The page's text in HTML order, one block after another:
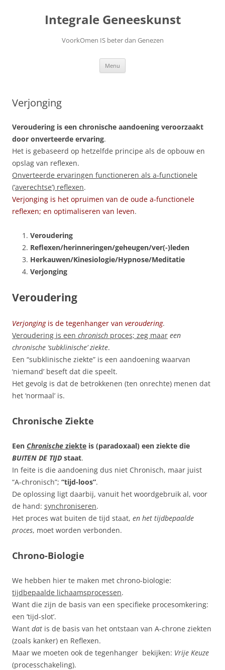
Integrale Geneeskunst
VoorkOmen IS beter dan Genezen
Menu
Verjonging
Veroudering is een chronische aandoening veroorzaakt
door onverteerde ervaring.
Het is gebaseerd op hetzelfde principe als de opbouw en
opslag van reflexen.
Onverteerde ervaringen functioneren als a-functionele
(‘averechtse’) reflexen.
Verjonging is het opruimen van de oude a-functionele
reflexen; en optimaliseren van leven.
Veroudering
Reflexen/herinneringen/geheugen/ver(-)leden
Herkauwen/Kinesiologie/Hypnose/Meditatie
Verjonging
Veroudering
Verjonging is de tegenhanger van veroudering.
Veroudering is een chronisch proces; zeg maar een
chronische ‘subklinische’ ziekte.
Een “subklinische ziekte” is een aandoening waarvan
‘niemand’ beseft dat die speelt.
Het gevolg is dat de betrokkenen (ten onrechte) menen dat
het ‘normaal’ is.
Chronische Ziekte
Een Chronische ziekte is (paradoxaal) een ziekte die
BUITEN DE TIJD staat.
In feite is die aandoening dus niet Chronisch, maar juist
“A-chronisch”; “tijd-loos”.
De oplossing ligt daarbij, vanuit het woordgebruik al, voor
de hand: synchroniseren.
Het proces wat buiten de tijd staat, en het tijdbepaalde
proces, moet worden verbonden.
Chrono-Biologie
We hebben hier te maken met chrono-biologie:
tijdbepaalde lichaamsprocessen.
Want die zijn de basis van een specifieke procesomkering:
een ’tijd-slot’.
Want dat is de basis van het ontstaan van A-chrone ziekten
(zoals kanker) en Reflexen.
Maar we moeten ook de tegenhanger bekijken: Vrije Keuze
(processchakeling).